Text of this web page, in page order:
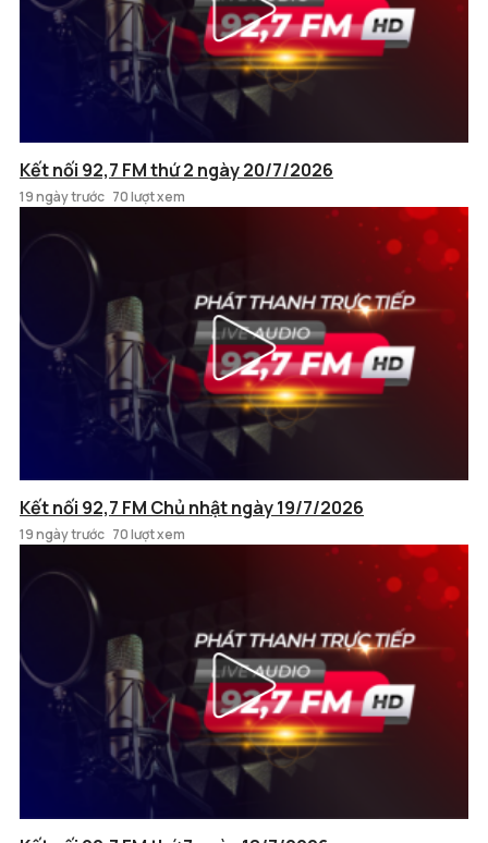
Kết nối 92,7 FM thứ 2 ngày 20/7/2026
19 ngày trước 70 lượt xem
Kết nối 92,7 FM Chủ nhật ngày 19/7/2026
19 ngày trước 70 lượt xem